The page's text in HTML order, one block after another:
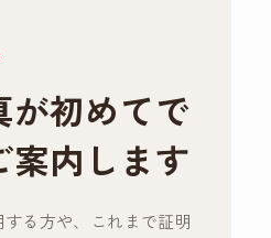
初めてで
案内します
る方や、これまで証明